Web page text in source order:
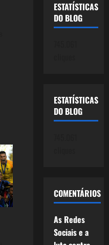
ESTATÍSTICAS
DO BLOG
ESTATÍSTICAS
DO BLOG
COMENTÁRIOS
As Redes
Sociais e a